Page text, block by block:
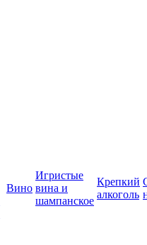
Вино
Игристые
вина и
шампанское
Крепкий
алкоголь